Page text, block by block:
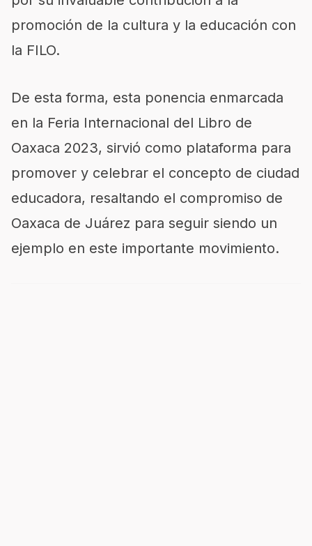
promoción de la cultura y la educación con
la FILO.
De esta forma, esta ponencia enmarcada
en la Feria Internacional del Libro de
Oaxaca 2023, sirvió como plataforma para
promover y celebrar el concepto de ciudad
educadora, resaltando el compromiso de
Oaxaca de Juárez para seguir siendo un
ejemplo en este importante movimiento.